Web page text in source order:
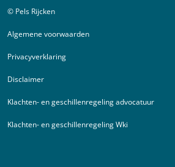
Juridische informatie
© Pels Rijcken
Algemene voorwaarden
Privacyverklaring
Disclaimer
Klachten- en geschillenregeling advocatuur
Klachten- en geschillenregeling Wki